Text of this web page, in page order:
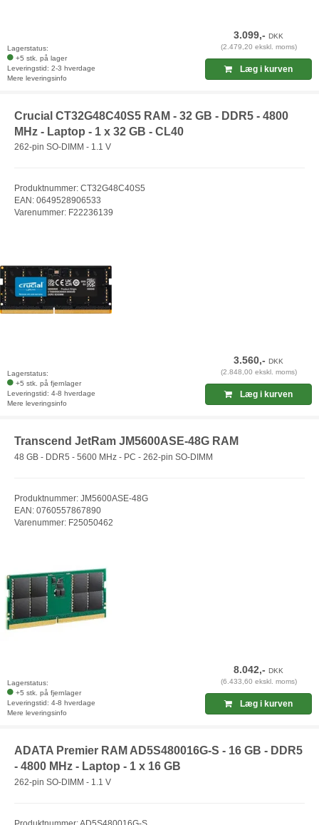
Lagerstatus:
+5 stk. på lager
Leveringstid: 2-3 hverdage
Mere leveringsinfo
3.099,-DKK
(2.479,20 ekskl. moms)
Læg i kurven
Crucial CT32G48C40S5 RAM - 32 GB - DDR5 - 4800
MHz - Laptop - 1 x 32 GB - CL40
262-pin SO-DIMM - 1.1 V
Produktnummer: CT32G48C40S5
EAN: 0649528906533
Varenummer: F22236139
Lagerstatus:
+5 stk. på fjernlager
Leveringstid: 4-8 hverdage
Mere leveringsinfo
3.560,-DKK
(2.848,00 ekskl. moms)
Læg i kurven
Transcend JetRam JM5600ASE-48G RAM
48 GB - DDR5 - 5600 MHz - PC - 262-pin SO-DIMM
Produktnummer: JM5600ASE-48G
EAN: 0760557867890
Varenummer: F25050462
Lagerstatus:
+5 stk. på fjernlager
Leveringstid: 4-8 hverdage
Mere leveringsinfo
8.042,-DKK
(6.433,60 ekskl. moms)
Læg i kurven
ADATA Premier RAM AD5S480016G-S - 16 GB - DDR5
- 4800 MHz - Laptop - 1 x 16 GB
262-pin SO-DIMM - 1.1 V